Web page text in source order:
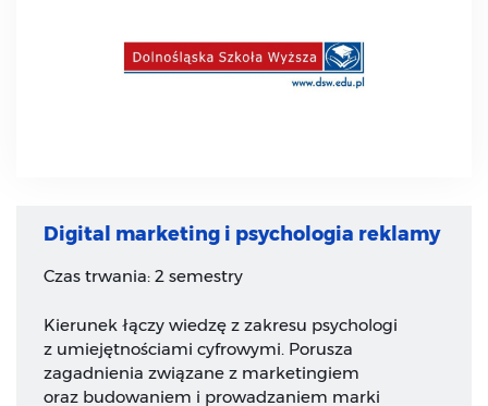
Digital marketing i psychologia reklamy
Czas trwania: 2 semestry
Kierunek łączy wiedzę z zakresu psychologi
z umiejętnościami cyfrowymi. Porusza
zagadnienia związane z marketingiem
oraz budowaniem i prowadzaniem marki